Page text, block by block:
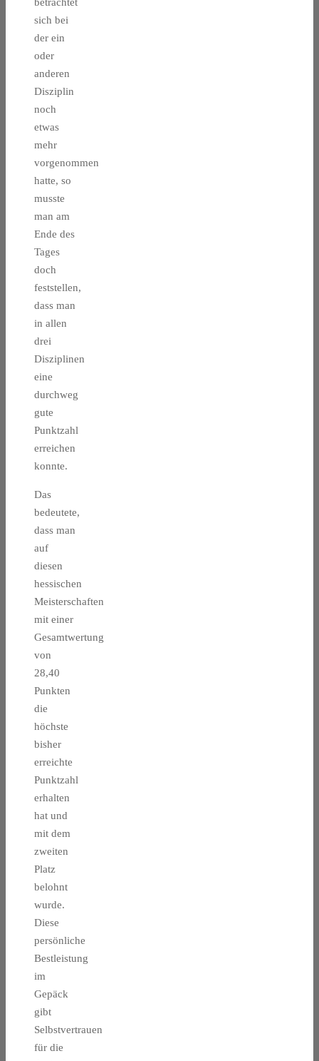
betrachtet
sich bei
der ein
oder
anderen
Disziplin
noch
etwas
mehr
vorgenommen
hatte, so
musste
man am
Ende des
Tages
doch
feststellen,
dass man
in allen
drei
Disziplinen
eine
durchweg
gute
Punktzahl
erreichen
konnte.
Das
bedeutete,
dass man
auf
diesen
hessischen
Meisterschaften
mit einer
Gesamtwertung
von
28,40
Punkten
die
höchste
bisher
erreichte
Punktzahl
erhalten
hat und
mit dem
zweiten
Platz
belohnt
wurde.
Diese
persönliche
Bestleistung
im
Gepäck
gibt
Selbstvertrauen
für die